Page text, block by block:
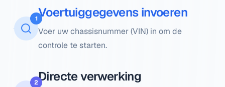
1Voertuiggegevens invoeren
Voer uw chassisnummer (VIN) in om de
controle te starten.
2Directe verwerking